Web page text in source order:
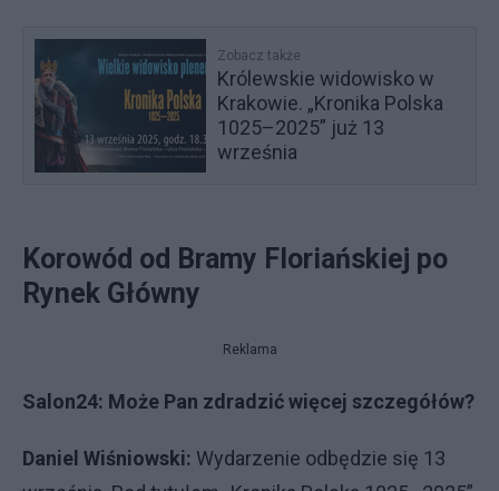
Zobacz także
Królewskie widowisko w
Krakowie. „Kronika Polska
1025–2025” już 13
września
Korowód od Bramy Floriańskiej po
Rynek Główny
Reklama
Salon24: Może Pan zdradzić więcej szczegółów?
Daniel Wiśniowski: Wydarzenie odbędzie się 13